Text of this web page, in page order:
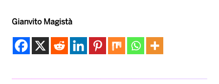
Gianvito Magistà